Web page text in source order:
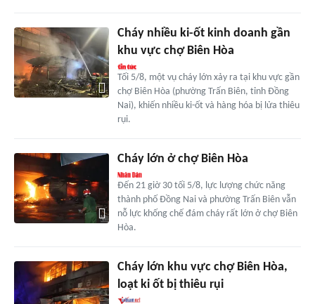
Cháy nhiều ki-ốt kinh doanh gần
khu vực chợ Biên Hòa
Tối 5/8, một vụ cháy lớn xảy ra tại khu vực gần
chợ Biên Hòa (phường Trấn Biên, tỉnh Đồng
Nai), khiến nhiều ki-ốt và hàng hóa bị lửa thiêu
rụi.
Cháy lớn ở chợ Biên Hòa
Đến 21 giờ 30 tối 5/8, lực lượng chức năng
thành phố Đồng Nai và phường Trấn Biên vẫn
nỗ lực khống chế đám cháy rất lớn ở chợ Biên
Hòa.
Cháy lớn khu vực chợ Biên Hòa,
loạt ki ốt bị thiêu rụi